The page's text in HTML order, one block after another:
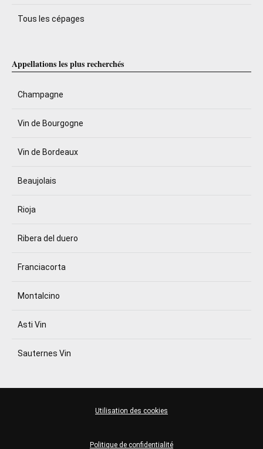
Tous les cépages
Appellations les plus recherchés
Champagne
Vin de Bourgogne
Vin de Bordeaux
Beaujolais
Rioja
Ribera del duero
Franciacorta
Montalcino
Asti Vin
Sauternes Vin
Politique de confidentialité
Utilisation des cookies